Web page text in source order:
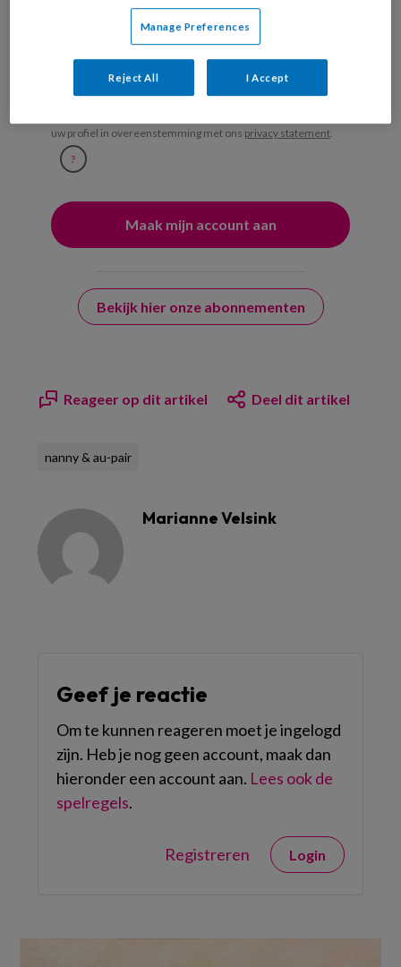
Ja, ik geef toestemming voor e-mails
van KinderopvangTotaal en
Springer Media B.V.
?
uw profiel in overeenstemming met ons privacy statement.
?
Bekijk hier onze abonnementen
Reageer op dit artikel Deel dit artikel
nanny & au-pair
Marianne Velsink
Geef je reactie
Om te kunnen reageren moet je ingelogd
zijn. Heb je nog geen account, maak dan
hieronder een account aan. Lees ook de
spelregels.
Registreren Login
Manage Preferences
Reject All I Accept